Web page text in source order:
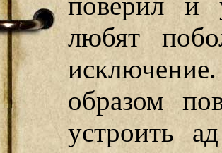
любят
образом
устроить